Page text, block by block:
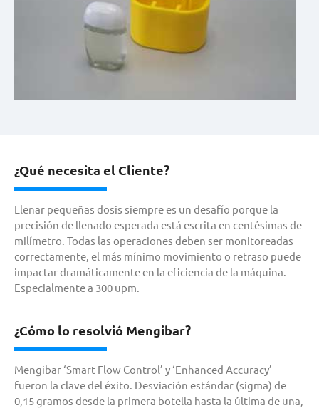
¿Qué necesita el Cliente?
Llenar pequeñas dosis siempre es un desafío porque la
precisión de llenado esperada está escrita en centésimas de
milímetro. Todas las operaciones deben ser monitoreadas
correctamente, el más mínimo movimiento o retraso puede
impactar dramáticamente en la eficiencia de la máquina.
Especialmente a 300 upm.
¿Cómo lo resolvió Mengibar?
Mengibar ‘Smart Flow Control’ y ‘Enhanced Accuracy’
fueron la clave del éxito. Desviación estándar (sigma) de
0,15 gramos desde la primera botella hasta la última de una,